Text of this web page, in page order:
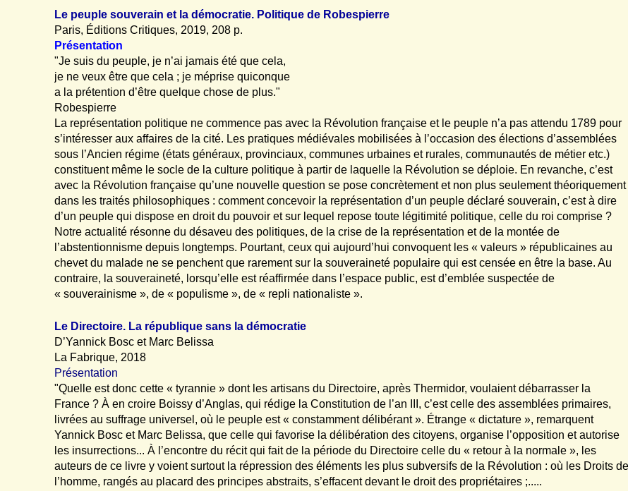
Le peuple souverain et la démocratie. Politique de Robespierre
Paris, Éditions Critiques, 2019, 208 p.
Présentation
"Je suis du peuple, je n’ai jamais été que cela,
je ne veux être que cela ; je méprise quiconque
a la prétention d’être quelque chose de plus."
Robespierre
La représentation politique ne commence pas avec la Révolution française et le peuple n’a pas attendu 1789 pour
s’intéresser aux affaires de la cité. Les pratiques médiévales mobilisées à l’occasion des élections d’assemblées
sous l’Ancien régime (états généraux, provinciaux, communes urbaines et rurales, communautés de métier etc.)
constituent même le socle de la culture politique à partir de laquelle la Révolution se déploie. En revanche, c’est
avec la Révolution française qu’une nouvelle question se pose concrètement et non plus seulement théoriquement
dans les traités philosophiques : comment concevoir la représentation d’un peuple déclaré souverain, c’est à dire
d’un peuple qui dispose en droit du pouvoir et sur lequel repose toute légitimité politique, celle du roi comprise ?
Notre actualité résonne du désaveu des politiques, de la crise de la représentation et de la montée de
l’abstentionnisme depuis longtemps. Pourtant, ceux qui aujourd’hui convoquent les « valeurs » républicaines au
chevet du malade ne se penchent que rarement sur la souveraineté populaire qui est censée en être la base. Au
contraire, la souveraineté, lorsqu’elle est réaffirmée dans l’espace public, est d’emblée suspectée de
« souverainisme », de « populisme », de « repli nationaliste ».
Le Directoire. La république sans la démocratie
D’Yannick Bosc et Marc Belissa
La Fabrique, 2018
Présentation
"Quelle est donc cette « tyrannie » dont les artisans du Directoire, après Thermidor, voulaient débarrasser la
France ? À en croire Boissy d’Anglas, qui rédige la Constitution de l’an III, c’est celle des assemblées primaires,
livrées au suffrage universel, où le peuple est « constamment délibérant ». Étrange « dictature », remarquent
Yannick Bosc et Marc Belissa, que celle qui favorise la délibération des citoyens, organise l’opposition et autorise
les insurrections... À l’encontre du récit qui fait de la période du Directoire celle du « retour à la normale », les
auteurs de ce livre y voient surtout la répression des éléments les plus subversifs de la Révolution : où les Droits de
l’homme, rangés au placard des principes abstraits, s’effacent devant le droit des propriétaires ;.....